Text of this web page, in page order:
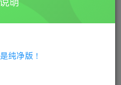
视频教程 ③ 游戏运行
|支持键盘.鼠标.手
明
纯净版！